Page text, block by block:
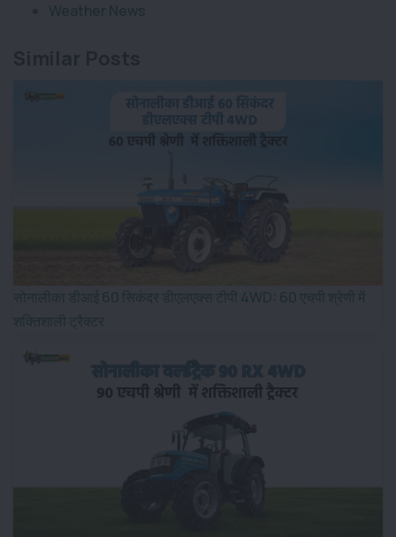
Weather News
सोनालीका डीआई 60 सिकंदर डीएलएक्स टीपी 4WD: 60 एचपी श्रेणी में
शक्तिशाली ट्रैक्टर